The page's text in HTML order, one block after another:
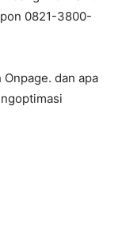
0821-3800-
Onpage. dan apa